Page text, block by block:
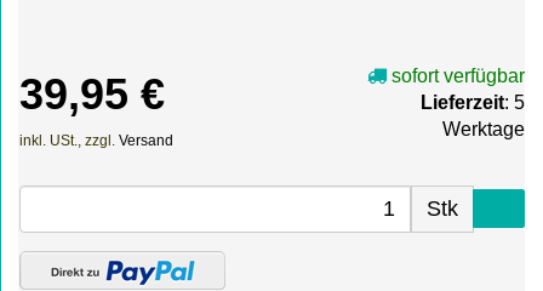
39,95 €
inkl. USt., zzgl. Versand
sofort verfügbar
Lieferzeit: 5
Werktage
Stk